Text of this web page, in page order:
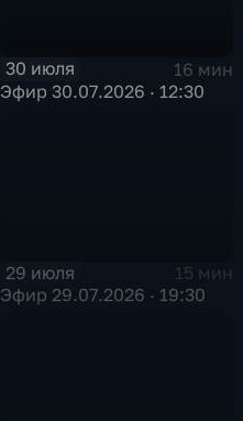
30 июля
16 мин
Эфир 30.07.2026 · 12:30
29 июля
15 мин
Эфир 29.07.2026 · 19:30